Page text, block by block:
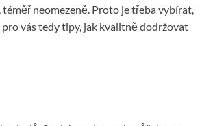
neomezeně. Proto je třeba vybírat,
vás tedy tipy, jak kvalitně dodržovat